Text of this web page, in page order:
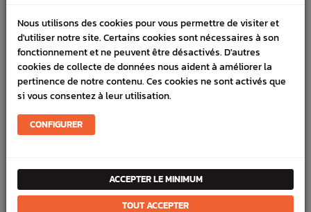
LIVRAISON EXPRESS
Commande avant 12h, livraison 24h à 48h avec DPD
PAIEMENT CB
100% sécurisé, payez en 3x, 4x ou 10x avec frais votre
commande
DÉTAILS DU PRODUIT
VÉHICULES COMPATIBLE
Nous utilisons des cookies pour vous permettre de visiter et
d'utiliser notre site. Certains cookies sont nécessaires à son
fonctionnement et ne peuvent être désactivés. D'autres
cookies de collecte de données nous aident à améliorer la
pertinence de notre contenu. Ces cookies ne sont activés que
si vous consentez à leur utilisation.
CONFIGURER
ACCEPTER LE MINIMUM
TOUT ACCEPTER